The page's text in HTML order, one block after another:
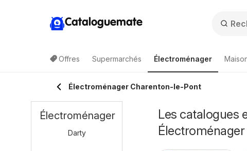
Cataloguemate
Offres Supermarchés Électroménager
Électroménager Charenton-le-Pont
Les catalogues
Électroménager
Électroménager
Darty